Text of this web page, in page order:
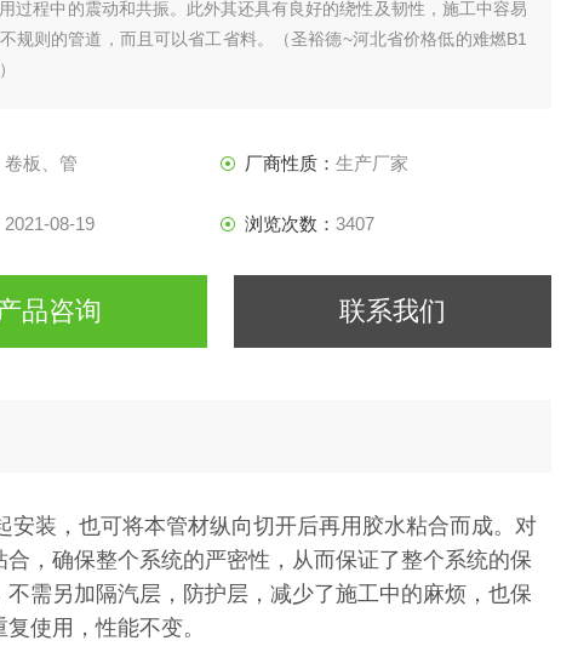
过程中的震动和共振。此外其还具有良好的绕性及韧性，施工中容易
规则的管道，而且可以省工省料。（圣裕德~河北省价格低的难燃B1
卷板、管 厂商性质： 生产厂家
2021-08-19 浏览次数： 3407
品咨询 联系我们
装，也可将本管材纵向切开后再用胶水粘合而成。对
，确保整个系统的严密性，从而保证了整个系统的保
需另加隔汽层，防护层，减少了施工中的麻烦，也保
使用，性能不变。